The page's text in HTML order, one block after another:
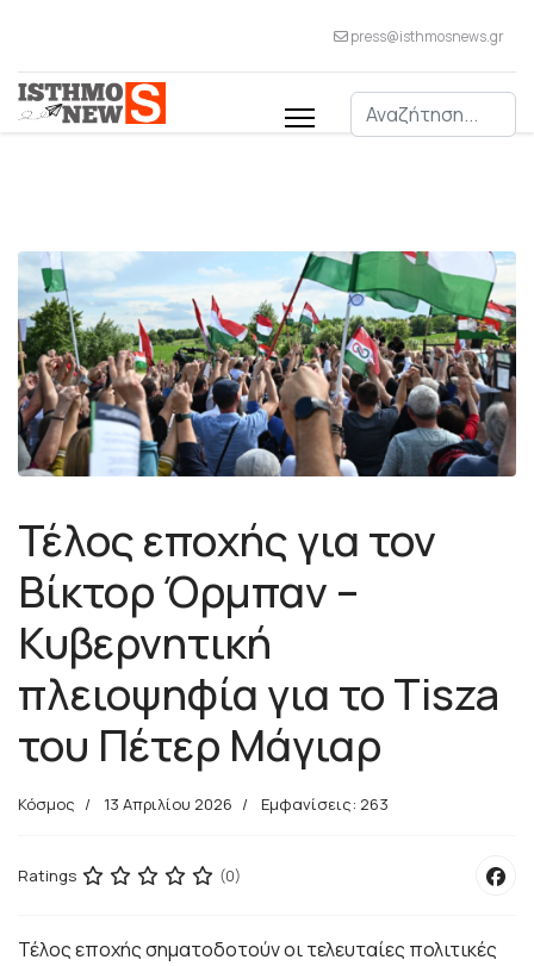
press@isthmosnews.gr
Αναζήτηση
Τέλος εποχής για τον
Βίκτορ Όρμπαν –
Κυβερνητική
πλειοψηφία για το Tisza
του Πέτερ Μάγιαρ
Κόσμος 13 Απριλίου 2026 Εμφανίσεις: 263
Ratings (0)
Τέλος εποχής σηματοδοτούν οι τελευταίες πολιτικές